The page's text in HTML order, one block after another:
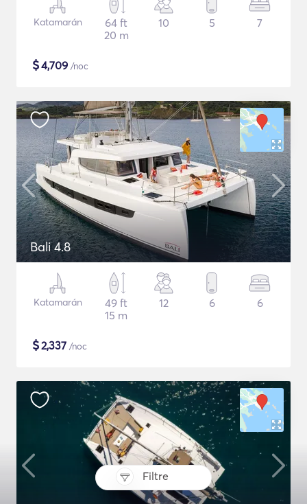
Filtre
Katamarán
64 ft
20 m
10 5 7
$4,709 /noc
Bali 4.8
Katamarán
49 ft
15 m
12 6 6
$2,337 /noc